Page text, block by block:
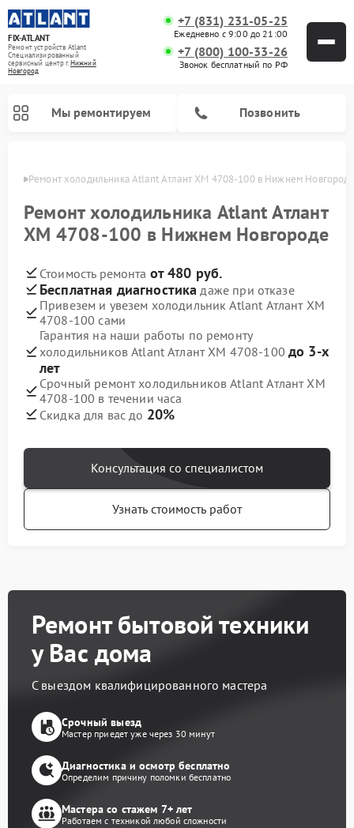
FIX-ATLANT
Ремонт устройств Atlant
Специализированный
cервисный центр г.Нижний
Новгород
+7 (831) 231-05-25
Ежедневно с 9:00 до 21:00
+7 (800) 100-33-26
Звонок бесплатный по РФ
Мы ремонтируем Позвонить
Ремонт холодильника Atlant Атлант XM 4708-100 в Нижнем
Ремонт холодильника Atlant Атлант
XM 4708-100 в Нижнем Новгороде
Стоимость ремонта от 480 руб.
Бесплатная диагностика даже при отказе
Привезем и увезем холодильник Atlant Атлант XM
4708-100 сами
Гарантия на наши работы по ремонту
холодильников Atlant Атлант XM 4708-100 до 3-х
лет
Срочный ремонт холодильников Atlant Атлант XM
4708-100 в течении часа
Скидка для вас до 20%
Консультация со специалистом
Узнать стоимость работ
Ремонт бытовой техники
у Вас дома
С выездом квалифицированного мастера
Срочный выезд
Мастер приедет уже через 30 минут
Диагностика и осмотр бесплатно
Определим причину поломки бесплатно
Мастера со стажем 7+ лет
Работаем с техникой любой сложности